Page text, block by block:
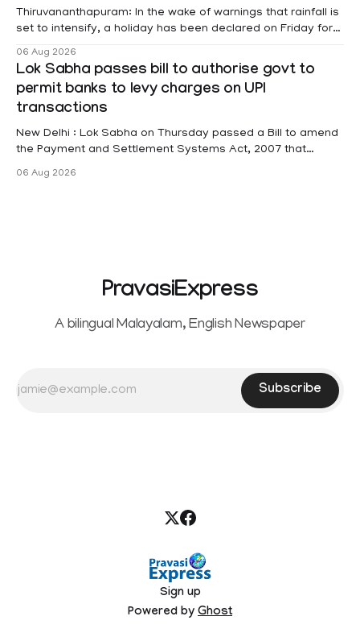
Thiruvananthapuram: In the wake of warnings that rainfall is
set to intensify, a holiday has been declared on Friday for
Kottayam, Wayanad and Kasaragod districts. Meanwhile, a
red alert remains in place on Thursday for Kottayam,
Pathanamtitta and Idukki districts. Following a red alert on
06 Aug 2026
Lok Sabha passes bill to authorise govt to
permit banks to levy charges on UPI
transactions
New Delhi : Lok Sabha on Thursday passed a Bill to amend
the Payment and Settlement Systems Act, 2007 that
service providers to levy charges on payments through
06 Aug 2026
PravasiExpress
A bilingual Malayalam, English Newspaper
Subscribe
Sign up
Powered by Ghost